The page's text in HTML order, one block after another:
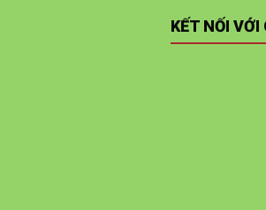
KẾT NỐI VỚI